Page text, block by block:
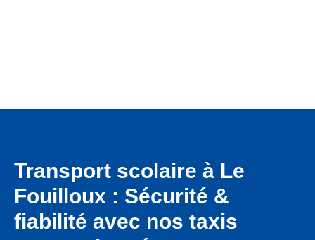
Transport scolaire à Le
Fouilloux : Sécurité &
fiabilité avec nos taxis